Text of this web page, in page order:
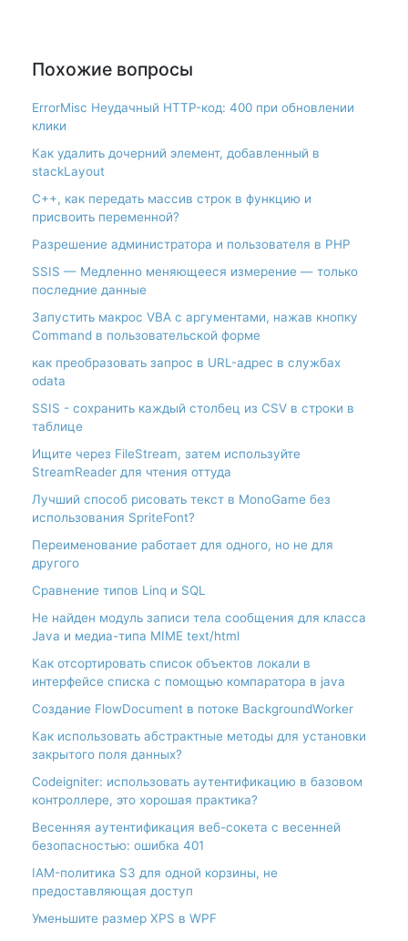
Похожие вопросы
ErrorMisc Неудачный HTTP-код: 400 при обновлении
клики
Как удалить дочерний элемент, добавленный в
stackLayout
С++, как передать массив строк в функцию и
присвоить переменной?
Разрешение администратора и пользователя в PHP
SSIS — Медленно меняющееся измерение — только
последние данные
Запустить макрос VBA с аргументами, нажав кнопку
Command в пользовательской форме
как преобразовать запрос в URL-адрес в службах
odata
SSIS - сохранить каждый столбец из CSV в строки в
таблице
Ищите через FileStream, затем используйте
StreamReader для чтения оттуда
Лучший способ рисовать текст в MonoGame без
использования SpriteFont?
Переименование работает для одного, но не для
другого
Сравнение типов Linq и SQL
Не найден модуль записи тела сообщения для класса
Java и медиа-типа MIME text/html
Как отсортировать список объектов локали в
интерфейсе списка с помощью компаратора в java
Создание FlowDocument в потоке BackgroundWorker
Как использовать абстрактные методы для установки
закрытого поля данных?
Codeigniter: использовать аутентификацию в базовом
контроллере, это хорошая практика?
Весенняя аутентификация веб-сокета с весенней
безопасностью: ошибка 401
IAM-политика S3 для одной корзины, не
предоставляющая доступ
Уменьшите размер XPS в WPF